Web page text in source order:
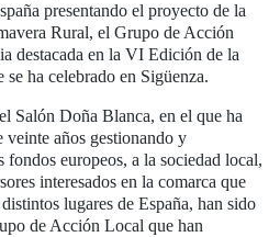
presentando el proyecto de la
Rural, el Grupo de Acción
destacada en la VI Edición de la
ha celebrado en Sigüenza.
Salón Doña Blanca, en el que ha
veinte años gestionando y
fondos europeos, a la sociedad local,
interesados en la comarca que
lugares de España, han sido
de Acción Local que han